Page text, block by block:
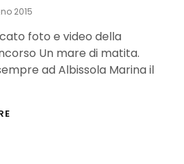
2015
foto e video della
Un mare di matita.
ad Albissola Marina il